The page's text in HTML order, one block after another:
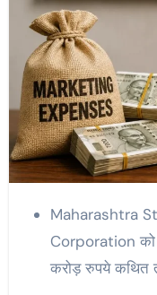
Maharashtra
Corporation को
करोड़ रुपये कथित